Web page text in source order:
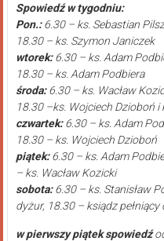
Spowiedź w tygodniu:
Pon.:6.30 – ks. Sebastian
18.30 – ks. Szymon Janiczek
wtorek:6.30 – ks. Adam
18.30 – ks. Adam Podbiera
środa:6.30 – ks. Wacław
18.30 –ks. Wojciech Dzioboń i
czwartek:6.30 – ks. Adam
18.30 – ks. Wojciech Dzioboń
piątek:6.30 – ks. Adam
– ks. Wacław Kozicki
sobota:6.30 – ks. Stanisław
dyżur, 18.30 – ksiądz pełniący
w pierwszy piątek spowiedź